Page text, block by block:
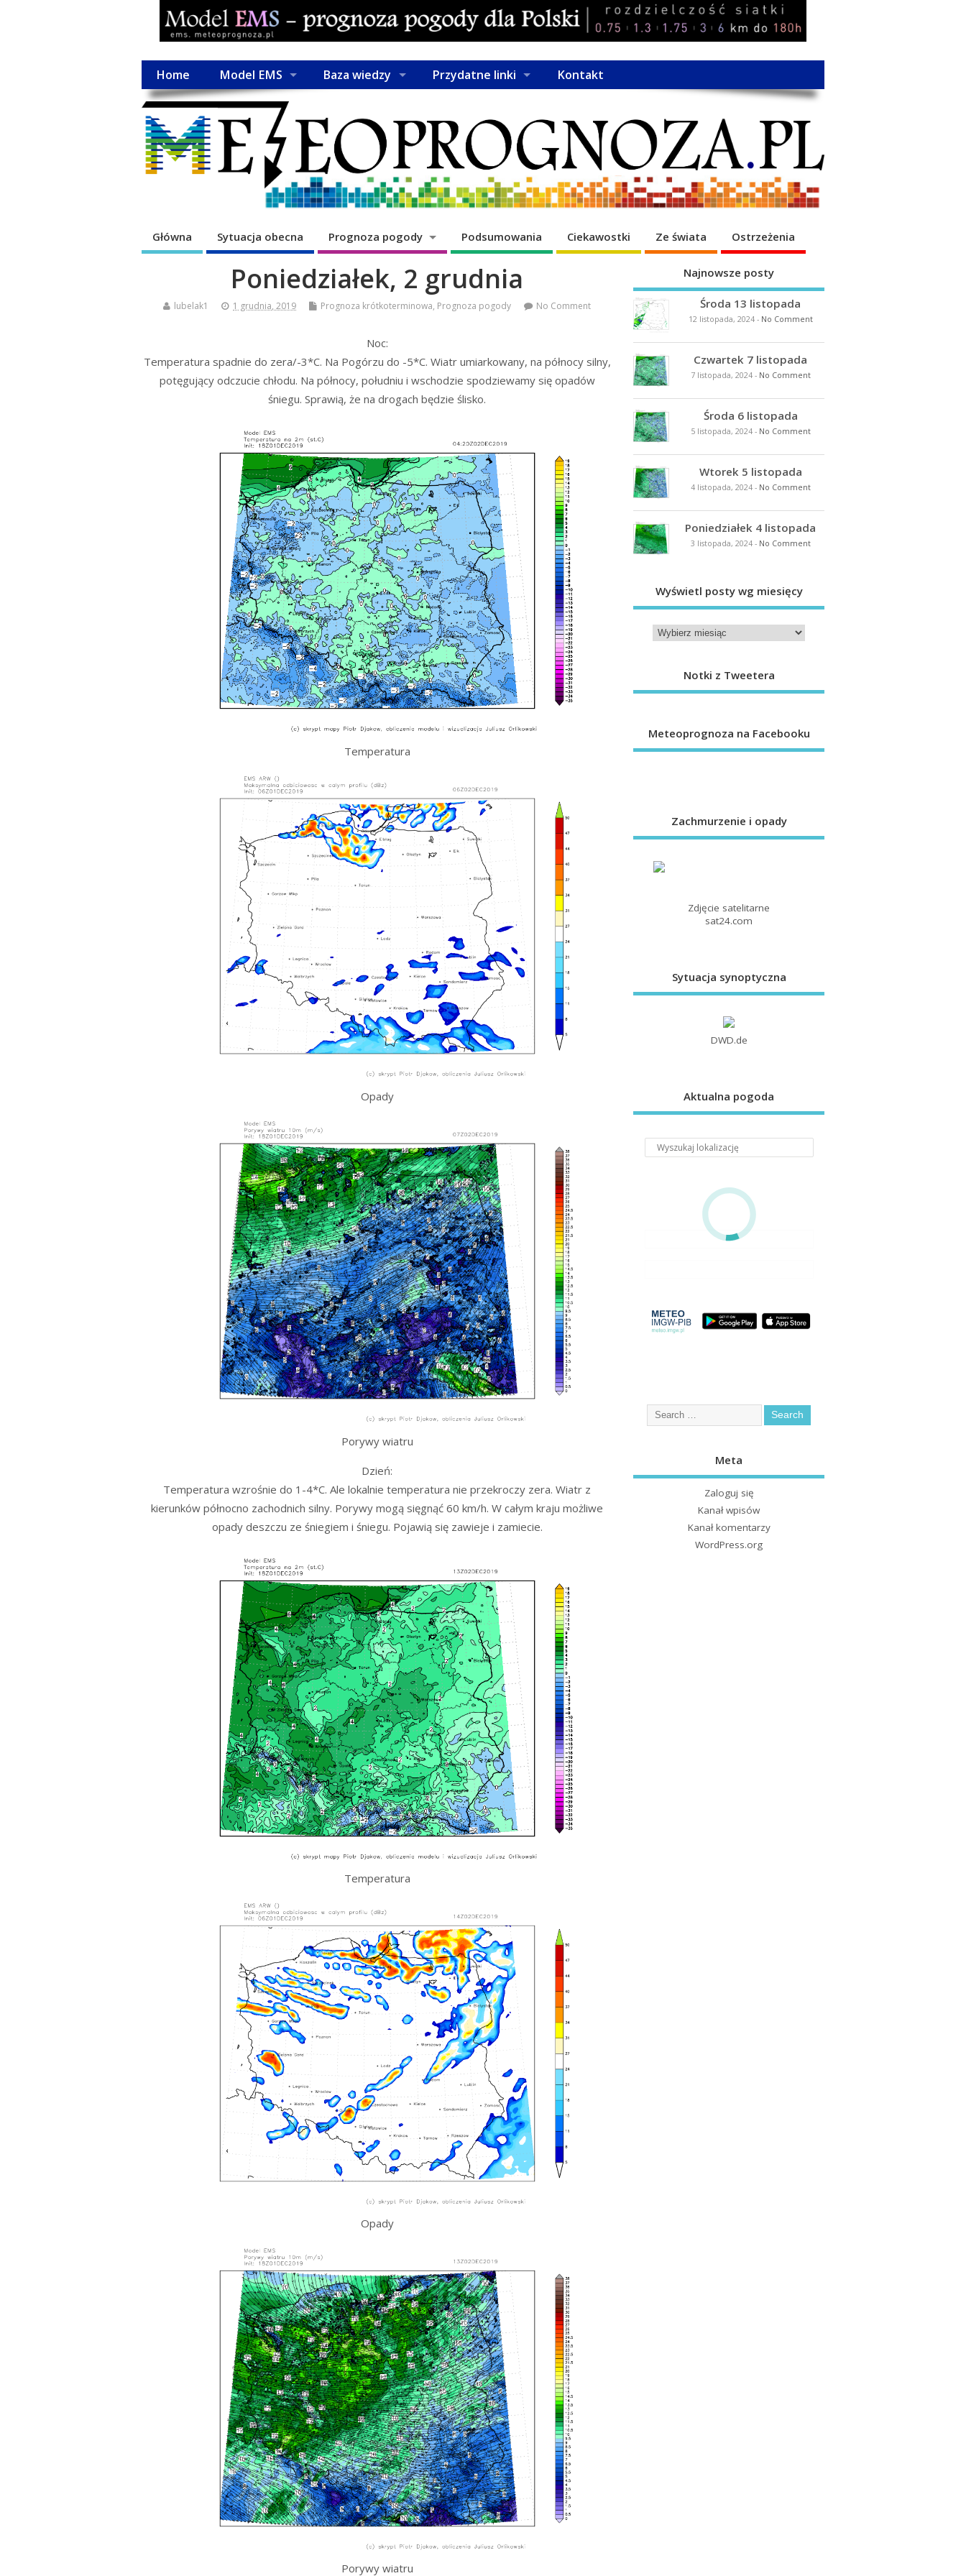
Home Model EMS Baza wiedzy Przydatne linki Kontakt
Główna Sytuacja obecna Prognoza pogody Podsumowania Ciekawostki Ze świata Ostrzeżenia
Poniedziałek, 2 grudnia
lubelak1 1 grudnia, 2019 Prognoza krótkoterminowa, Prognoza pogody No Comment
Noc:
Temperatura spadnie do zera/-3*C. Na Pogórzu do -5*C. Wiatr umiarkowany, na północy silny,
potęgujący odczucie chłodu. Na północy, południu i wschodzie spodziewamy się opadów
śniegu. Sprawią, że na drogach będzie ślisko.
Temperatura
Opady
Porywy wiatru
Dzień:
Temperatura wzrośnie do 1-4*C. Ale lokalnie temperatura nie przekroczy zera. Wiatr z
kierunków północno zachodnich silny. Porywy mogą sięgnąć 60 km/h. W całym kraju możliwe
opady deszczu ze śniegiem i śniegu. Pojawią się zawieje i zamiecie.
Temperatura
Opady
Porywy wiatru
Najnowsze posty
Środa 13 listopada
12 listopada, 2024- No Comment
Czwartek 7 listopada
7 listopada, 2024- No Comment
Środa 6 listopada
5 listopada, 2024- No Comment
Wtorek 5 listopada
4 listopada, 2024- No Comment
Poniedziałek 4 listopada
3 listopada, 2024- No Comment
Wyświetl posty wg miesięcy
Notki z Tweetera
Meteoprognoza na Facebooku
Zachmurzenie i opady
Zdjęcie satelitarne
sat24.com
Sytuacja synoptyczna
DWD.de
Aktualna pogoda
Meta
Zaloguj się
Kanał wpisów
Kanał komentarzy
WordPress.org